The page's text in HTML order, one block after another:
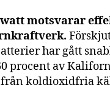
motsvarar
har gått
procent av
koldioxidfria